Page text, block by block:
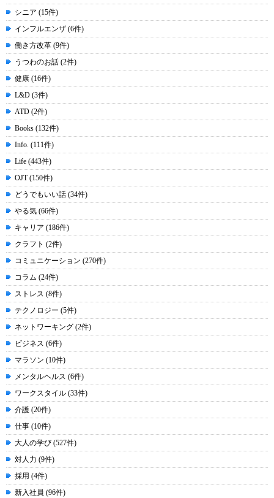
シニア (15件)
インフルエンザ (6件)
働き方改革 (9件)
うつわのお話 (2件)
健康 (16件)
L&D (3件)
ATD (2件)
Books (132件)
Info. (111件)
Life (443件)
OJT (150件)
どうでもいい話 (34件)
やる気 (66件)
キャリア (186件)
クラフト (2件)
コミュニケーション (270件)
コラム (24件)
ストレス (8件)
テクノロジー (5件)
ネットワーキング (2件)
ビジネス (6件)
マラソン (10件)
メンタルヘルス (6件)
ワークスタイル (33件)
介護 (20件)
仕事 (10件)
大人の学び (527件)
対人力 (9件)
採用 (4件)
新入社員 (96件)